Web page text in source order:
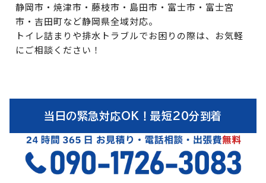
静岡市・焼津市・藤枝市・島田市・富士市・富士宮
市・吉田町など静岡県全域対応。
トイレ詰まりや排水トラブルでお困りの際は、お気軽
にご相談ください！
当日の緊急対応OK！最短20分到着